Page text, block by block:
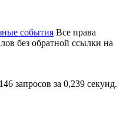
события Все права
без обратной ссылки на
146 запросов за 0,239 секунд.